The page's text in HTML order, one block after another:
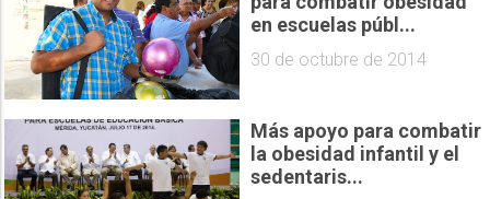
en escuelas públ...
30 de octubre de 2014
Más apoyo para combatir
la obesidad infantil y el
sedentaris...